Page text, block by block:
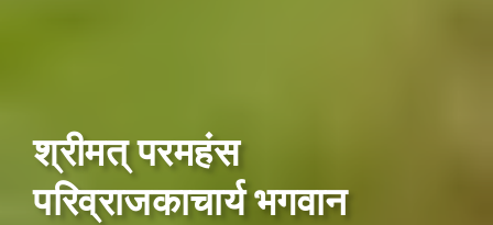
श्रीमत् परमहंस
परिव्राजकाचार्य भगवान